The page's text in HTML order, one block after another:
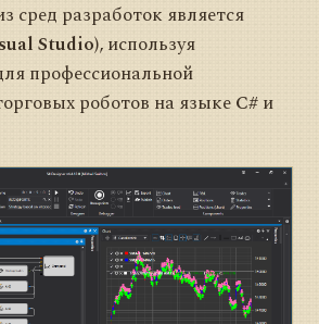
сред разработок является
Studio), используя
профессиональной
роботов на языкеC#и